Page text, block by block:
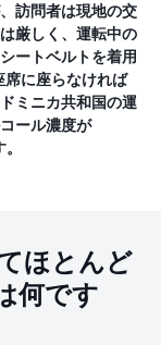
訪問者は現地の交
厳しく、運転中の
ートベルトを着用
席に座らなければ
ミニカ共和国の運
ール濃度が
ほとんど
何です